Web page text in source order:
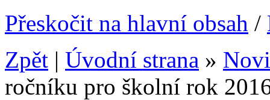
Přeskočit na hlavní obsah /
Zpět | Úvodní strana »
ročníku pro školní rok